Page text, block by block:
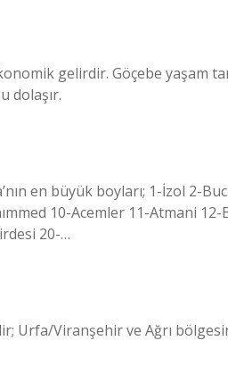
gelirdir. Göçebe yaşam
dolaşır.
en büyük boyları; 1-İzol 2-
10-Acemler 11-Atmani 12-
20-…
Urfa/Viranşehir ve Ağrı